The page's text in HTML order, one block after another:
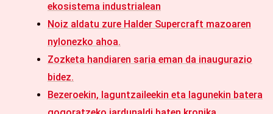
ekosistema industrialean
Noiz aldatu zure Halder Supercraft mazoaren
nylonezko ahoa.
Zozketa handiaren saria eman da inaugurazio
bidez.
Bezeroekin, laguntzaileekin eta lagunekin batera